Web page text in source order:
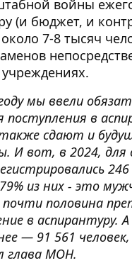
войны
(и бюджет, и
7-8 тысяч
мы ввели
в
сдают и
И вот, в 2024, для
из них - это
половина
в аспирантуру. А
— 91 561
глава МОН.